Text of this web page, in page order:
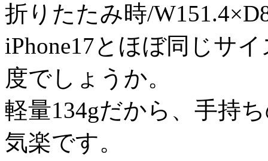
折りたたみ時/
iPhone17とほぼ同じサ
度でしょうか。
軽量134gだから、手持
気楽です。